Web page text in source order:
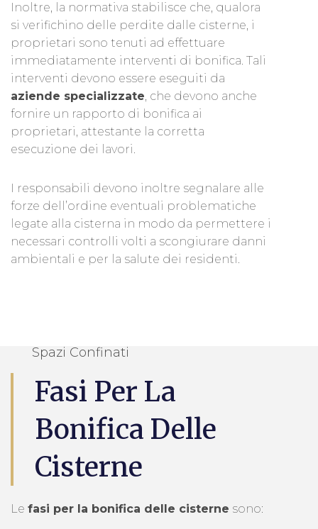
Inoltre, la normativa stabilisce che, qualora
si verifichino delle perdite dalle cisterne, i
proprietari sono tenuti ad effettuare
immediatamente interventi di bonifica. Tali
interventi devono essere eseguiti da
aziende specializzate, che devono anche
fornire un rapporto di bonifica ai
proprietari, attestante la corretta
esecuzione dei lavori.
I responsabili devono inoltre segnalare alle
forze dell’ordine eventuali problematiche
legate alla cisterna in modo da permettere i
necessari controlli volti a scongiurare danni
ambientali e per la salute dei residenti.
Spazi Confinati
Fasi Per La
Bonifica Delle
Cisterne
Le fasi per la bonifica delle cisterne sono: